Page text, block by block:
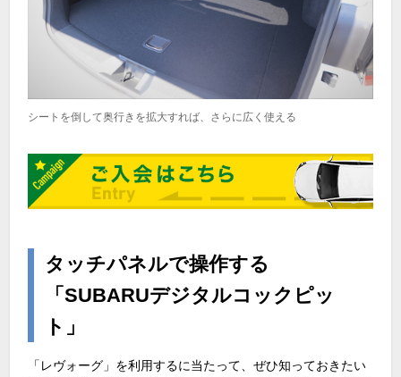
シートを倒して奥行きを拡大すれば、さらに広く使える
タッチパネルで操作する
「SUBARUデジタルコックピッ
ト」
「レヴォーグ」を利用するに当たって、ぜひ知っておきたい